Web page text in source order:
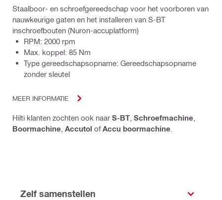
Staalboor- en schroefgereedschap voor het voorboren van
nauwkeurige gaten en het installeren van S-BT
inschroefbouten (Nuron-accuplatform)
RPM: 2000 rpm
Max. koppel: 85 Nm
Type gereedschapsopname: Gereedschapsopname
zonder sleutel
MEER INFORMATIE
Hilti klanten zochten ook naar S-BT Schroefmachine
Boormachine Accutol ofAccu boormachine
Zelf samenstellen